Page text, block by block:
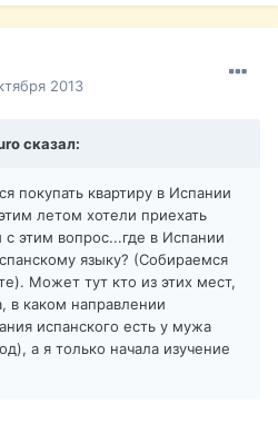
2013
сказал:
покупать квартиру в Испании
летом хотели приехать
этим вопрос...где в Испании
языку? (Собираемся
Может тут кто из этих мест,
в каком направлении
испанского есть у мужа
а я только начала изучение